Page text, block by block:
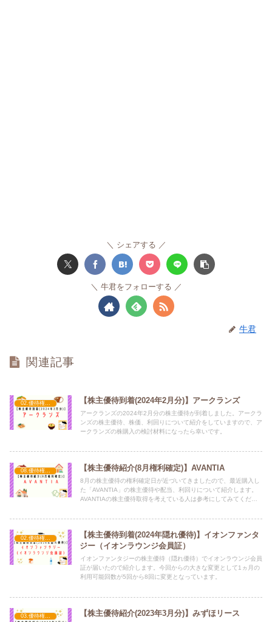
シェアする
牛君をフォローする
牛君
関連記事
【株主優待到着(2024年2月分)】アークランズ
アークランズの2024年2月分の株主優待が到着しました。アークラ
ンズの株主優待、株価、利回りについて紹介をしていますので、ア
ークランズの株購入の検討材料になったら幸いです。
【株主優待紹介(8月権利確定)】AVANTIA
8月の株主優待の権利確定日が近づいてきましたので、最近購入し
た「AVANTIA」の株主優待や配当、利回りについて紹介します。
AVANTIAの株主優待取得を考えている人は参考にしてみてくださ
【株主優待到着(2024年隠れ優待)】イオンファンタ
ジー（イオンラウンジ会員証）
イオンファンタジーの株主優待（隠れ優待）でイオンラウンジ会員
証が届いたので紹介します。今回からの大きな変更として1ヵ月の
利用可能回数が5回から8回に変更となっています。
03.優待権利確定（3月） 【株主優待紹介(2023年3月分)】みずほリース